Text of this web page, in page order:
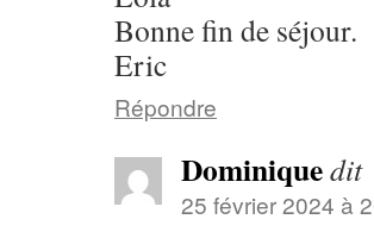
Bonne fin de séjour.
Eric
Répondre
Dominiquedit
25 février 2024 à